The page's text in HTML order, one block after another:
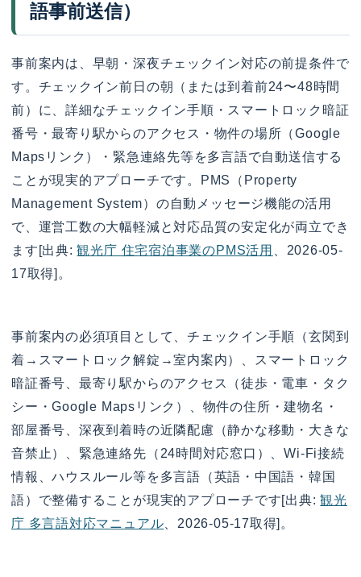
語事前送信）
事前案内は、早朝・深夜チェックイン対応の前提条件で
す。チェックイン前日の朝（または到着前24〜48時間
前）に、詳細なチェックイン手順・スマートロック暗証
番号・最寄り駅からのアクセス・物件の場所（Google
Mapsリンク）・緊急連絡先等を多言語で自動送信する
ことが現実的アプローチです。PMS（Property
Management System）の自動メッセージ機能の活用
で、運営工数の大幅軽減と対応品質の安定化が両立でき
ます[出典:観光庁 住宅宿泊事業のPMS活用
、2026-05-
17取得]。
事前案内の必須項目として、チェックイン手順（玄関到
着→スマートロック解錠→室内案内）、スマートロック
暗証番号、最寄り駅からのアクセス（徒歩・電車・タク
シー・Google Mapsリンク）、物件の住所・建物名・
部屋番号、深夜到着時の近隣配慮（静かな移動・大きな
音禁止）、緊急連絡先（24時間対応窓口）、Wi-Fi接続
情報、ハウスルール等を多言語（英語・中国語・韓国
語）で整備することが現実的アプローチです[出典:観光
庁 多言語対応マニュアル 、2026-05-17取得]。